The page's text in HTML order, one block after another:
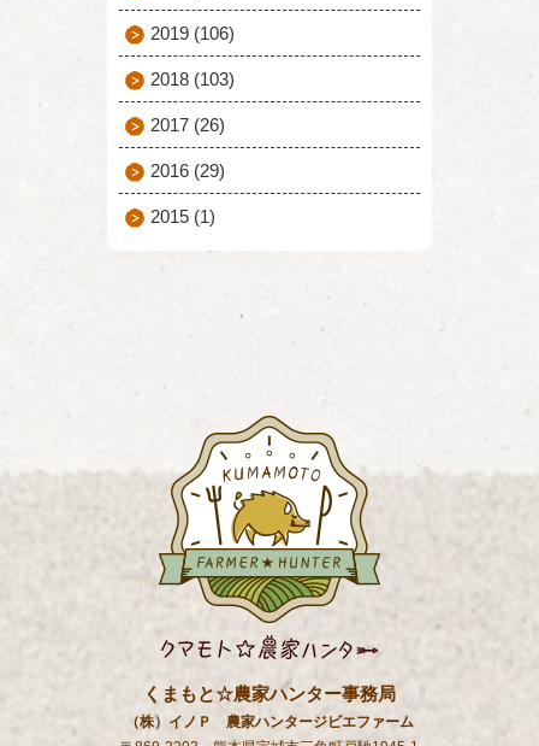
2019 (106)
2018 (103)
2017 (26)
2016 (29)
2015 (1)
くまもと☆農家ハンター事務局
（株）イノＰ 農家ハンタージビエファーム